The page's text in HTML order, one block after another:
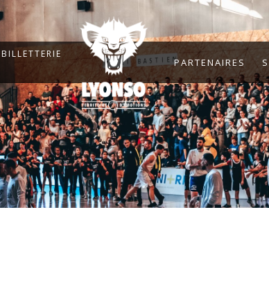
PARTENAIRES
BILLETTERIE